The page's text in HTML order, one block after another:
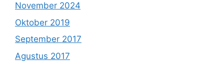
November 2024
Oktober 2019
September 2017
Agustus 2017